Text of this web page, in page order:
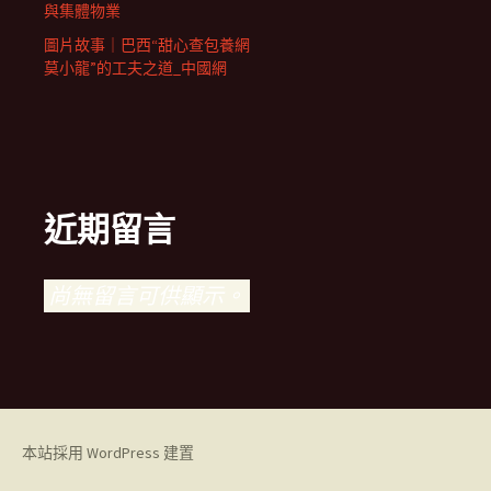
與集體物業
圖片故事｜巴西“甜心查包養網
莫小龍”的工夫之道_中國網
近期留言
尚無留言可供顯示。
本站採用 WordPress 建置